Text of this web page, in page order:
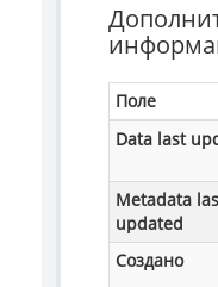
Поле
Data last
Metadata
updated
Создано